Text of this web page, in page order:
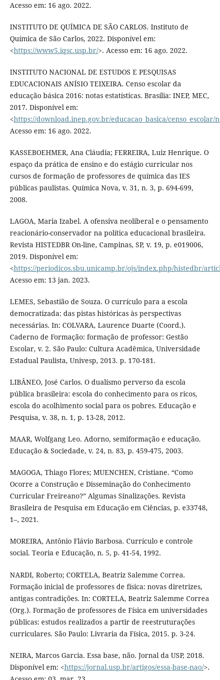
Acesso em: 16 ago. 2022.
INSTITUTO DE QUÍMICA DE SÃO CARLOS. Instituto de
Química de São Carlos, 2022. Disponível em:
<https://www5.iqsc.usp.br/>. Acesso em: 16 ago. 2022.
INSTITUTO NACIONAL DE ESTUDOS E PESQUISAS
EDUCACIONAIS ANÍSIO TEIXEIRA. Censo escolar da
educação básica 2016: notas estatísticas. Brasília: INEP, MEC,
2017. Disponível em:
<https://download.inep.gov.br/educacao_basica/censo_escolar/
Acesso em: 16 ago. 2022.
KASSEBOEHMER, Ana Cláudia; FERREIRA, Luiz Henrique. O
espaço da prática de ensino e do estágio curricular nos
cursos de formação de professores de química das IES
públicas paulistas. Química Nova, v. 31, n. 3, p. 694-699,
2008.
LAGOA, Maria Izabel. A ofensiva neoliberal e o pensamento
reacionário-conservador na política educacional brasileira.
Revista HISTEDBR On-line, Campinas, SP, v. 19, p. e019006,
2019. Disponível em:
<https://periodicos.sbu.unicamp.br/ojs/index.php/histedbr/
Acesso em: 13 jan. 2023.
LEMES, Sebastião de Souza. O currículo para a escola
democratizada: das pistas históricas às perspectivas
necessárias. In: COLVARA, Laurence Duarte (Coord.).
Caderno de Formação: formação de professor: Gestão
Escolar, v. 2. São Paulo: Cultura Acadêmica, Universidade
Estadual Paulista, Univesp, 2013. p. 170-181.
LIBÂNEO, José Carlos. O dualismo perverso da escola
pública brasileira: escola do conhecimento para os ricos,
escola do acolhimento social para os pobres. Educação e
Pesquisa, v. 38, n. 1, p. 13-28, 2012.
MAAR, Wolfgang Leo. Adorno, semiformação e educação.
Educação & Sociedade, v. 24, n. 83, p. 459-475, 2003.
MAGOGA, Thiago Flores; MUENCHEN, Cristiane. “Como
Ocorre a Construção e Disseminação do Conhecimento
Curricular Freireano?” Algumas Sinalizações. Revista
Brasileira de Pesquisa em Educação em Ciências, p. e33748,
1–, 2021.
MOREIRA, Antônio Flávio Barbosa. Currículo e controle
social. Teoria e Educação, n. 5, p. 41-54, 1992.
NARDI, Roberto; CORTELA, Beatriz Salemme Correa.
Formação inicial de professores de física: novas diretrizes,
antigas contradições. In: CORTELA, Beatriz Salemme Correa
(Org.). Formação de professores de Física em universidades
públicas: estudos realizados a partir de reestruturações
curriculares. São Paulo: Livraria da Física, 2015. p. 3-24.
NEIRA, Marcos Garcia. Essa base, não. Jornal da USP, 2018.
Disponível em: <https://jornal.usp.br/artigos/essa-base-nao/>.